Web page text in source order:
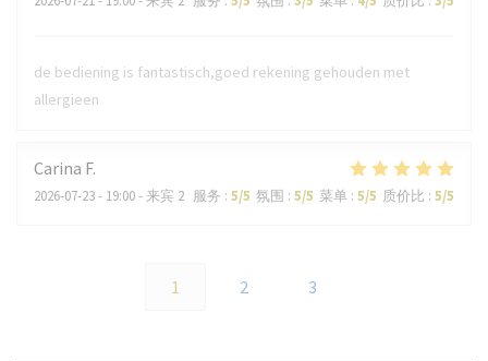
de bediening is fantastisch,goed rekening gehouden met
allergieen
Carina F
2026-07-23- 19:00 - 来宾 2 服务 : 5/5 氛围 : 5/5 菜单 : 5/5 质价比 : 5/5
1 2 3